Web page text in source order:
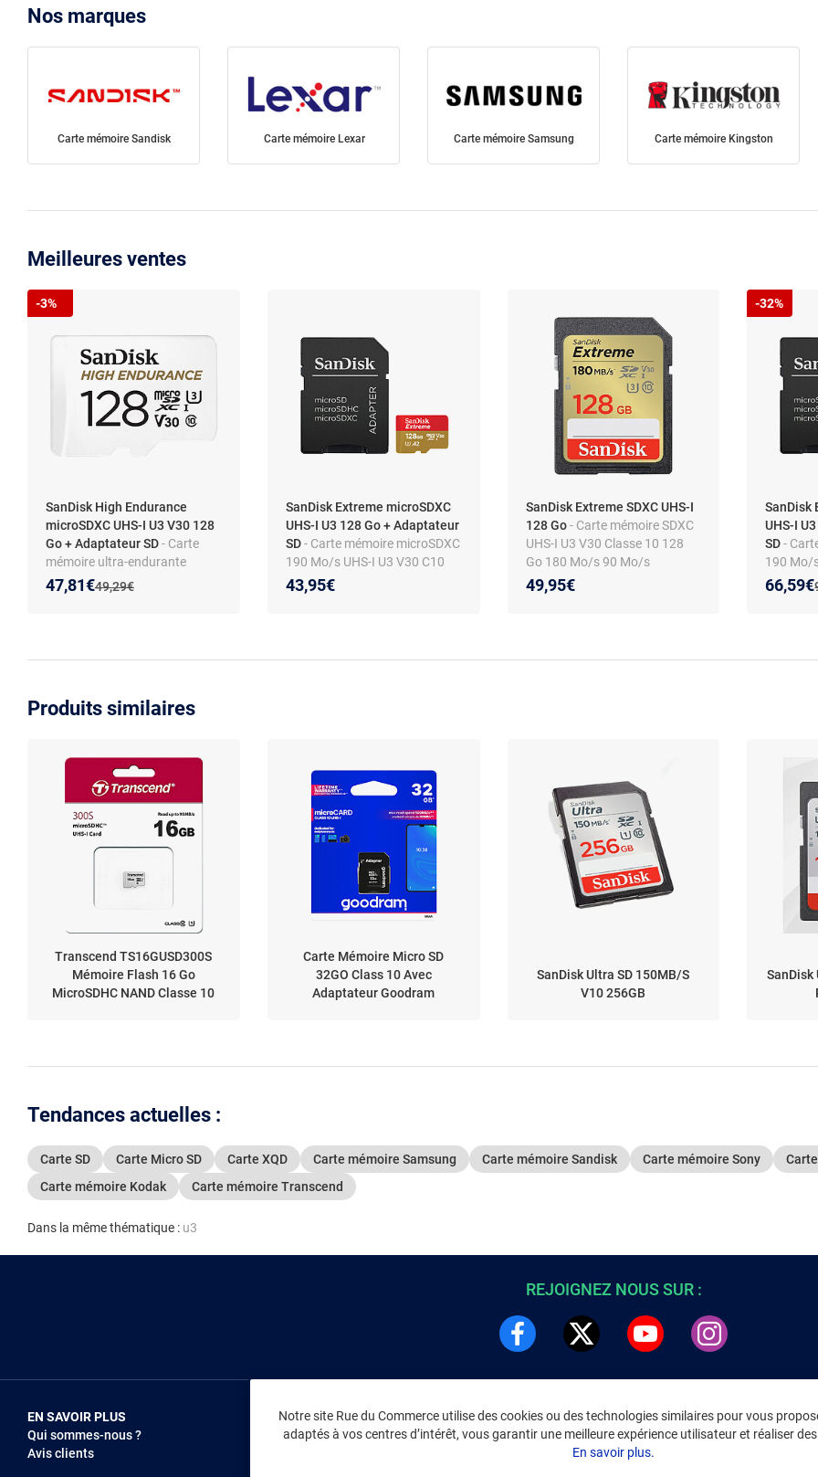
Nos marques
Carte mémoire Sandisk Carte mémoire Lexar Carte mémoire Samsung Carte mémoire Kingston
Meilleures ventes
SanDisk High Endurance
microSDXC UHS-I U3 V30 128
Go + Adaptateur SD- Carte
mémoire ultra-endurante
MicroSDXC UHS-I U3 V30 128
Ancien prix :
49,29€
Nouveau prix :
47,81€
Réduction de :
-3%
SanDisk Extreme microSDXC
UHS-I U3 128 Go + Adaptateur
SD- Carte mémoire microSDXC
190 Mo/s UHS-I U3 V30 C10
A2 128 Go
43,95€
SanDisk Extreme SDXC UHS-I
128 Go- Carte mémoire SDXC
UHS-I U3 V30 Classe 10 128
Go 180 Mo/s 90 Mo/s
49,95€
SanDisk
UHS-I
SD-
190 Mo/
V30 C10
66,59€
-32%
Produits similaires
Transcend TS16GUSD300S
Mémoire Flash 16 Go
MicroSDHC NAND Classe 10
Carte Mémoire Micro SD
32GO Class 10 Avec
Adaptateur Goodram
SanDisk Ultra SD 150MB/S
V10 256GB
SanDisk
Tendances actuelles :
Carte SD Carte Micro SD Carte XQD Carte mémoire Samsung Carte mémoire Sandisk Carte mémoire Sony
Carte mémoire Kodak
Carte mémoire Transcend
Dans la même thématique : u3
Notre site Rue du Commerce utilise des cookies ou des technologies similaires pour vous
adaptés à vos centres d’intérêt, vous garantir une meilleure expérience utilisateur et réaliser
En savoir plus.
REJOIGNEZ NOUS SUR :
EN SAVOIR PLUS
Qui sommes-nous ?
Avis clients
NOUS REJOINDRE
Vendez sur RDC
INFORMATIONS LÉGALES
Environnement
CGV/CGU Marketplace